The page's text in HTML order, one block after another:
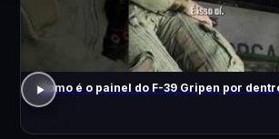
Como é o painel do F-39 Gripen por